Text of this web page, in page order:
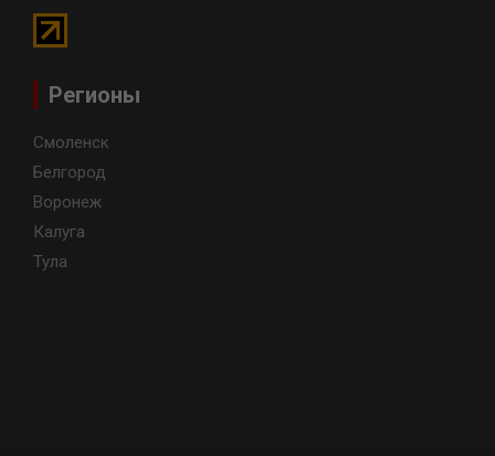
Регионы
Смоленск
Белгород
Воронеж
Калуга
Тула